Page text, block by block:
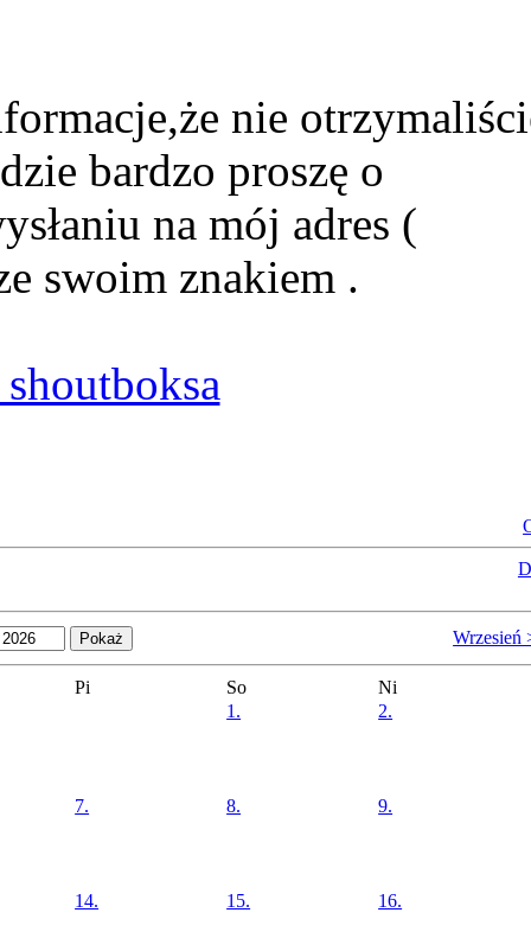
nie
bardzo proszę o
na mój adres (
swoim znakiem .
Wrzesień
Pi So
Ni
1.
2.
7. 8. 9.
14. 15. 16.